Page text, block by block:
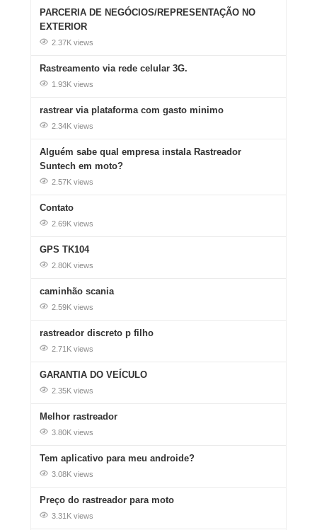
PARCERIA DE NEGÓCIOS/REPRESENTAÇÃO NO
EXTERIOR
2.37K views
Rastreamento via rede celular 3G.
1.93K views
rastrear via plataforma com gasto minimo
2.34K views
Alguém sabe qual empresa instala Rastreador
Suntech em moto?
2.57K views
Contato
2.69K views
GPS TK104
2.80K views
caminhão scania
2.59K views
rastreador discreto p filho
2.71K views
GARANTIA DO VEÍCULO
2.35K views
Melhor rastreador
3.80K views
Tem aplicativo para meu androide?
3.08K views
Preço do rastreador para moto
3.31K views